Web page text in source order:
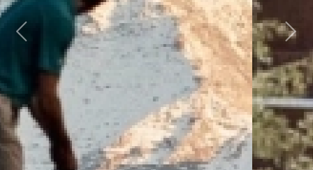
Previous Next